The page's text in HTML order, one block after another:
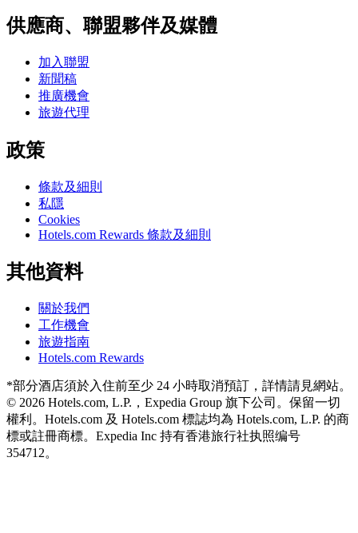
供應商、聯盟夥伴及媒體
加入聯盟
新聞稿
推廣機會
旅遊代理
政策
條款及細則
私隱
Cookies
Hotels.com Rewards 條款及細則
其他資料
關於我們
工作機會
旅遊指南
Hotels.com Rewards
*部分酒店須於入住前至少 24 小時取消預訂，詳情請見網站。
© 2026 Hotels.com, L.P.，Expedia Group 旗下公司。保留一切
權利。Hotels.com 及 Hotels.com 標誌均為 Hotels.com, L.P. 的商
標或註冊商標。 Expedia Inc 持有香港旅行社执照编号
354712。